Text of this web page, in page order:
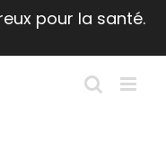
pour la santé.